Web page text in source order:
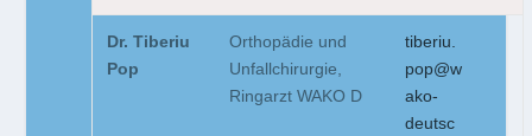
Dr. Tiberiu
Pop
Orthopädie und
Unfallchirurgie,
Ringarzt WAKO D
tiberiu.
pop@w
ako-
deutsc